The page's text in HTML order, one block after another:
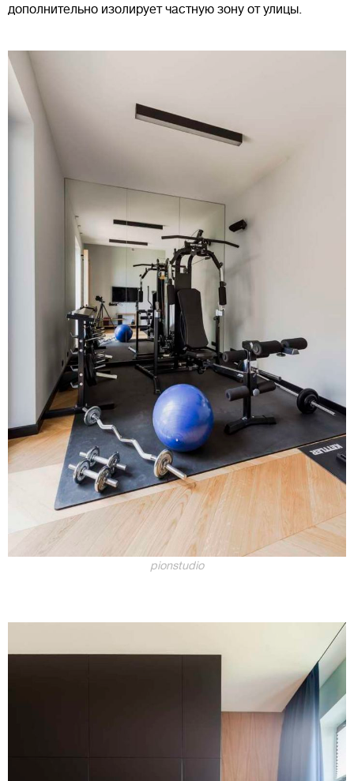
дополнительно изолирует частную зону от улицы.
pionstudio